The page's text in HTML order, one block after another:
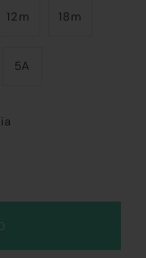
12m 18m
5A